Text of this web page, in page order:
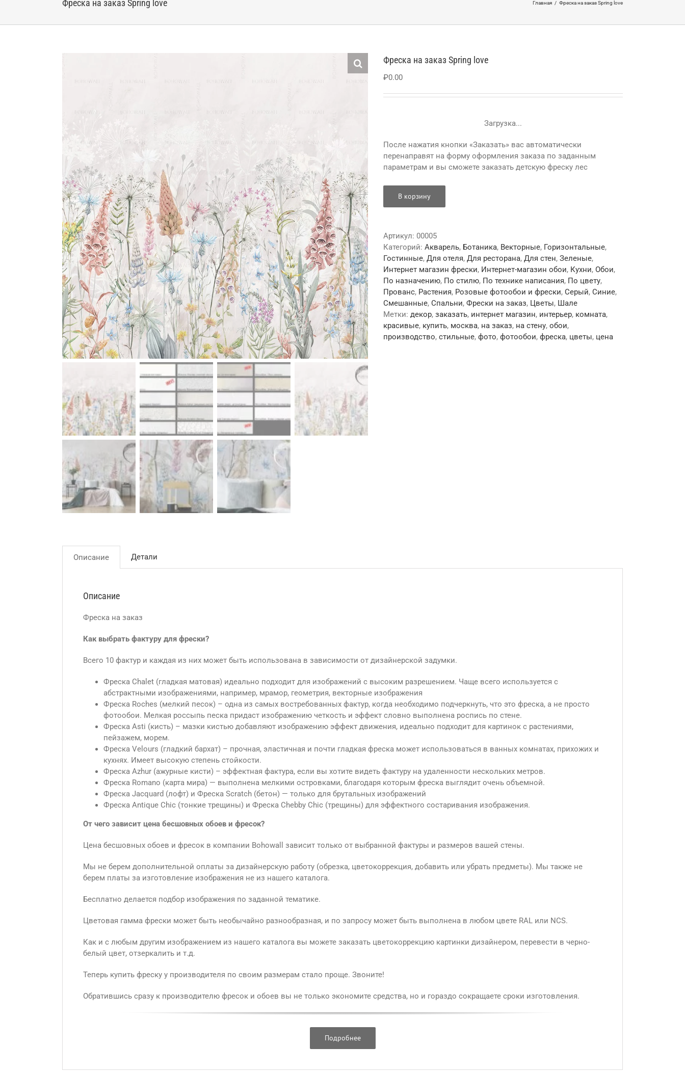
Фреска на заказ Spring love Главная / Фреска на заказ Spring love
Фреска на заказ Spring love
₽0.00
Загрузка...
После нажатия кнопки «Заказать» вас автоматически
перенаправят на форму оформления заказа по заданным
параметрам и вы сможете заказать детскую фреску лес
В корзину
Артикул: 00005
Категорий: Акварель, Ботаника, Векторные, Горизонтальные,
Гостинные, Для отеля, Для ресторана, Для стен, Зеленые,
Интернет магазин фрески, Интернет-магазин обои, Кухни, Обои,
По назначению, По стилю, По технике написания, По цвету,
Прованс, Растения, Розовые фотообои и фрески, Серый, Синие,
Смешанные, Спальни, Фрески на заказ, Цветы, Шале
Метки: декор, заказать, интернет магазин, интерьер, комната,
красивые, купить, москва, на заказ, на стену, обои,
производство, стильные, фото, фотообои, фреска, цветы, цена
Описание Детали
Описание
Фреска на заказ
Как выбрать фактуру для фрески?
Всего 10 фактур и каждая из них может быть использована в зависимости от дизайнерской задумки.
Фреска Сhalet (гладкая матовая) идеально подходит для изображений с высоким разрешением. Чаще всего используется с
абстрактными изображениями, например, мрамор, геометрия, векторные изображения
Фреска Roches (мелкий песок) – одна из самых востребованных фактур, когда необходимо подчеркнуть, что это фреска, а не просто
фотообои. Мелкая россыпь песка придаст изображению четкость и эффект словно выполнена роспись по стене.
Фреска Asti (кисть) – мазки кистью добавляют изображению эффект движения, идеально подходит для картинок с растениями,
пейзажем, морем.
Фреска Velours (гладкий бархат) – прочная, эластичная и почти гладкая фреска может использоваться в ванных комнатах, прихожих и
кухнях. Имеет высокую степень стойкости.
Фреска Azhur (ажурные кисти) – эффектная фактура, если вы хотите видеть фактуру на удаленности нескольких метров.
Фреска Romano (карта мира) — выполнена мелкими островками, благодаря которым фреска выглядит очень объемной.
Фреска Jacquard (лофт) и Фреска Scratch (бетон) — только для брутальных изображений
Фреска Antique Сhic (тонкие трещины) и Фреска Chebby Chic (трещины) для эффектного состаривания изображения.
От чего зависит цена бесшовных обоев и фресок?
Цена бесшовных обоев и фресок в компании Bohowall зависит только от выбранной фактуры и размеров вашей стены.
Мы не берем дополнительной оплаты за дизайнерскую работу (обрезка, цветокоррекция, добавить или убрать предметы). Мы также не
берем платы за изготовление изображения не из нашего каталога.
Бесплатно делается подбор изображения по заданной тематике.
Цветовая гамма фрески может быть необычайно разнообразная, и по запросу может быть выполнена в любом цвете RAL или NCS.
Как и с любым другим изображением из нашего каталога вы можете заказать цветокоррекцию картинки дизайнером, перевести в черно-
белый цвет, отзеркалить и т.д.
Теперь купить фреску у производителя по своим размерам стало проще. Звоните!
Обратившись сразу к производителю фресок и обоев вы не только экономите средства, но и гораздо сокращаете сроки изготовления.
Подробнее